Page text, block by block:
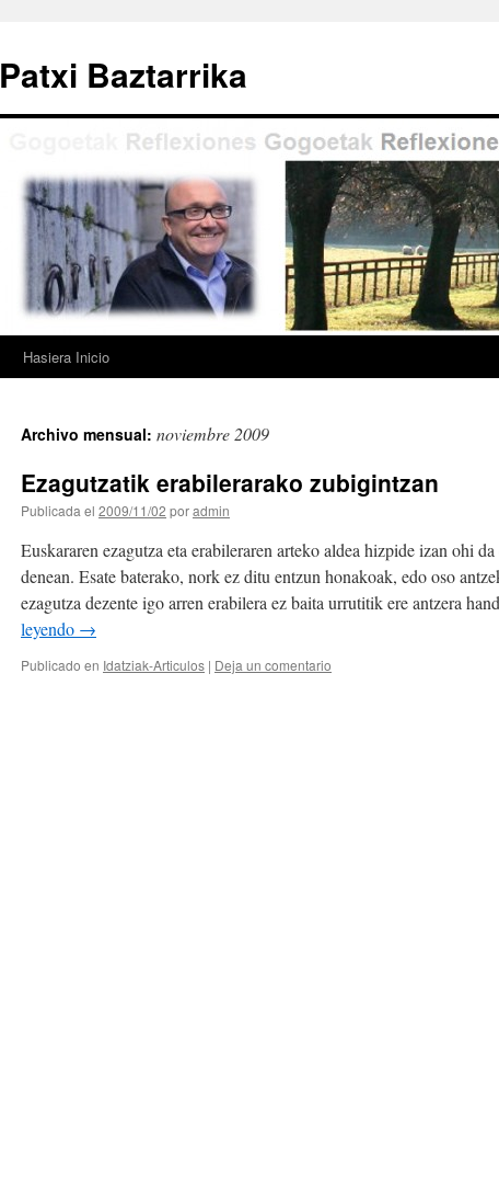
contenido
Patxi Baztarrika
Hasiera Inicio
Archivo mensual: noviembre 2009
Ezagutzatik erabilerarako zubigintzan
Publicada el 2009/11/02 poradmin
Euskararen ezagutza eta erabileraren arteko aldea hizpide izan ohi
denean. Esate baterako, nork ez ditu entzun honakoak, edo oso
ezagutza dezente igo arren erabilera ez baita urrutitik ere antzera
leyendo →
Publicado en Idatziak-Articulos | Deja un comentario